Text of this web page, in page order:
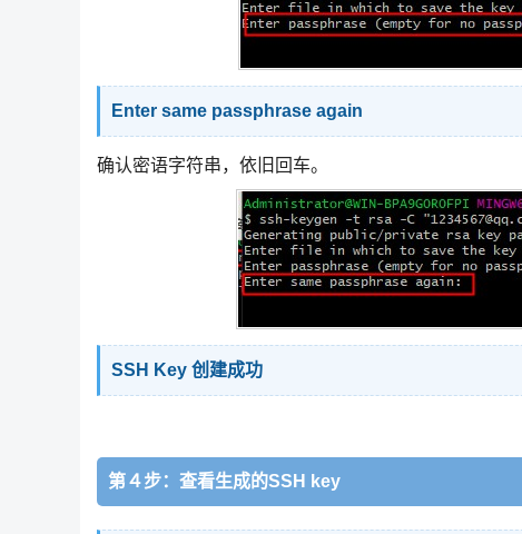
Enter same passphrase again
确认密语字符串，依旧回车。
SSH Key 创建成功
第４步：查看生成的SSH key